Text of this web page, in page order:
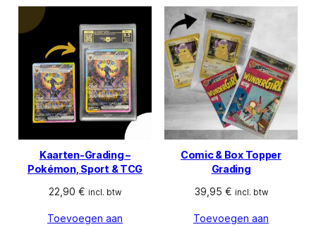
Kaarten-Grading –
Pokémon, Sport & TCG
22,90 € incl. btw
Toevoegen aan
Comic & Box Topper
Grading
39,95 € incl. btw
Toevoegen aan